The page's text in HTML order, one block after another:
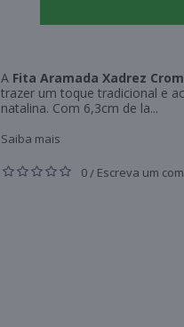
A Fita Aramada Xadrez
trazer um toque tradicional e
natalina. Com 6,3cm de la...
Saiba mais
0/ Escreva um